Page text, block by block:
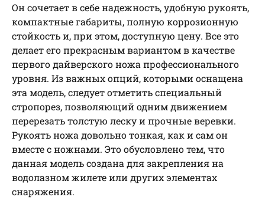
Он сочетает в себе надежность, удобную рукоять,
компактные габариты, полную коррозионную
стойкость и, при этом, доступную цену. Все это
делает его прекрасным вариантом в качестве
первого дайверского ножа профессионального
уровня. Из важных опций, которыми оснащена
эта модель, следует отметить специальный
стропорез, позволяющий одним движением
перерезать толстую леску и прочные веревки.
Рукоять ножа довольно тонкая, как и сам он
вместе с ножнами. Это обусловлено тем, что
данная модель создана для закрепления на
водолазном жилете или других элементах
снаряжения.